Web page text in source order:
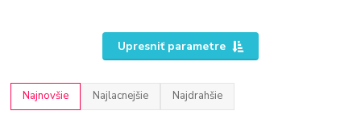
Upresniť parametre
Najnovšie Najlacnejšie Najdrahšie